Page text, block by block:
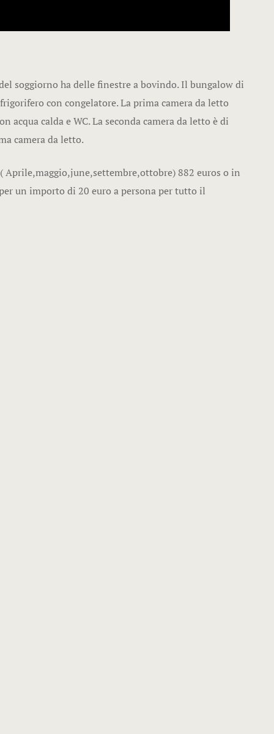
soggiorno ha delle finestre a bovindo. Il bungalow di
con congelatore. La prima camera da letto
calda e WC. La seconda camera da letto è di
camera da letto.
882 euros o in
un importo di 20 euro a persona per tutto il